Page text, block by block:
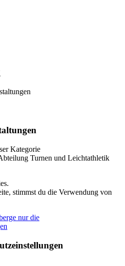
Kategorie
Turnen und Leichtathletik
stimmst du die Verwendung von
nur die